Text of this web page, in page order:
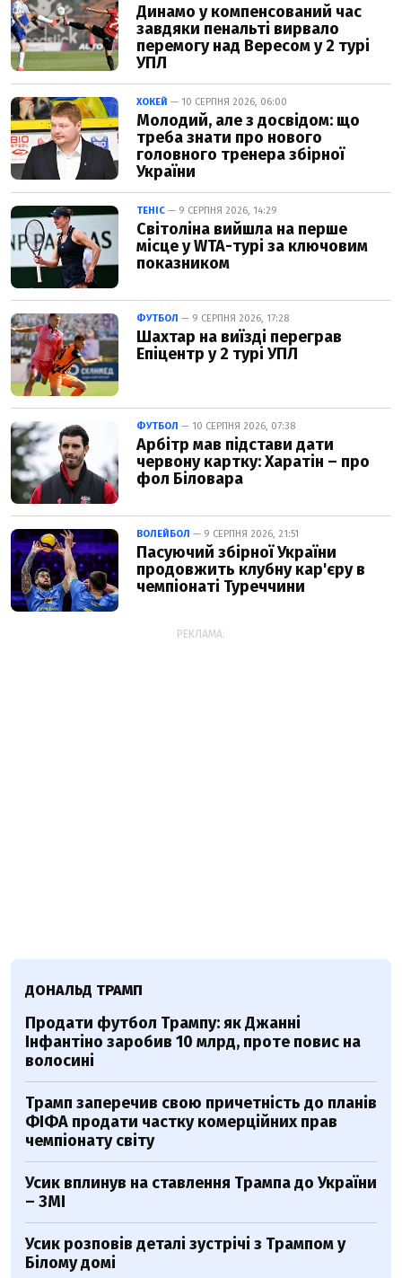
Динамо у компенсований час
завдяки пенальті вирвало
перемогу над Вересом у 2 турі
УПЛ
ХОКЕЙ — 10 СЕРПНЯ 2026, 06:00
Молодий, але з досвідом: що
треба знати про нового
головного тренера збірної
України
ТЕНІС — 9 СЕРПНЯ 2026, 14:29
Світоліна вийшла на перше
місце у WTA-турі за ключовим
показником
ФУТБОЛ — 9 СЕРПНЯ 2026, 17:28
Шахтар на виїзді переграв
Епіцентр у 2 турі УПЛ
ФУТБОЛ — 10 СЕРПНЯ 2026, 07:38
Арбітр мав підстави дати
червону картку: Харатін – про
фол Біловара
ВОЛЕЙБОЛ — 9 СЕРПНЯ 2026, 21:51
Пасуючий збірної України
продовжить клубну кар'єру в
чемпіонаті Туреччини
РЕКЛАМА:
ДОНАЛЬД ТРАМП
Продати футбол Трампу: як Джанні
Інфантіно заробив 10 млрд, проте повис на
волосині
Трамп заперечив свою причетність до планів
ФІФА продати частку комерційних прав
чемпіонату світу
Усик вплинув на ставлення Трампа до України
– ЗМІ
Усик розповів деталі зустрічі з Трампом у
Білому домі